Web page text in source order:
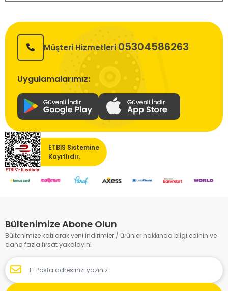
Müşteri Hizmetleri 05304586263
Uygulamalarımız:
ETBİS Sistemine
Kayıtlıdır.
Bültenimize Abone Olun
Bültenimize katılarak yeni indirimler / ürünler hakkında bilgi edinin ve
daha fazla fırsat yakalayın!